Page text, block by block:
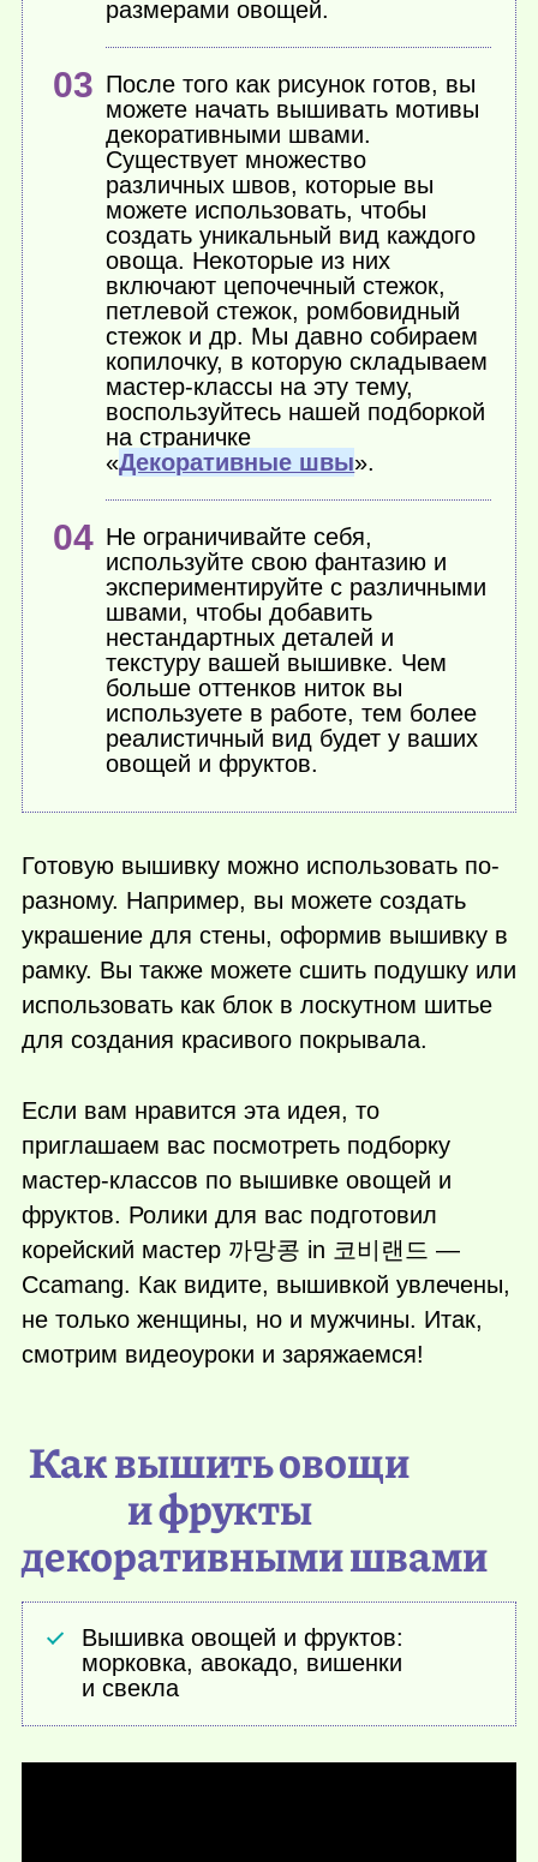
размерами овощей.
После того как рисунок готов, вы
можете начать вышивать мотивы
декоративными швами.
Существует множество
различных швов, которые вы
можете использовать, чтобы
создать уникальный вид каждого
овоща. Некоторые из них
включают цепочечный стежок,
петлевой стежок, ромбовидный
стежок и др. Мы давно собираем
копилочку, в которую складываем
мастер-классы на эту тему,
воспользуйтесь нашей подборкой
на страничке
«Декоративные швы».
Не ограничивайте себя,
используйте свою фантазию и
экспериментируйте с различными
швами, чтобы добавить
нестандартных деталей и
текстуру вашей вышивке. Чем
больше оттенков ниток вы
используете в работе, тем более
реалистичный вид будет у ваших
овощей и фруктов.
Готовую вышивку можно использовать по-
разному. Например, вы можете создать
украшение для стены, оформив вышивку в
рамку. Вы также можете сшить подушку или
использовать как блок в лоскутном шитье
для создания красивого покрывала.
Если вам нравится эта идея, то
приглашаем вас посмотреть подборку
мастер-классов по вышивке овощей и
фруктов. Ролики для вас подготовил
корейский мастер 까망콩 in 코비랜드 —
Ccamang. Как видите, вышивкой увлечены,
не только женщины, но и мужчины. Итак,
смотрим видеоуроки и заряжаемся!
Как вышить овощи
и фрукты
декоративными швами
Вышивка овощей и фруктов:
морковка, авокадо, вишенки
и свекла